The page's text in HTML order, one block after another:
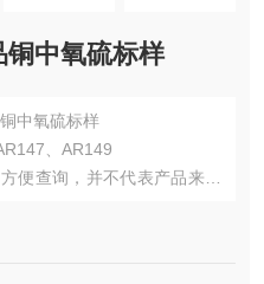
中氧硫标样
中氧硫标样
、AR149
便查询，并不代表产品来自